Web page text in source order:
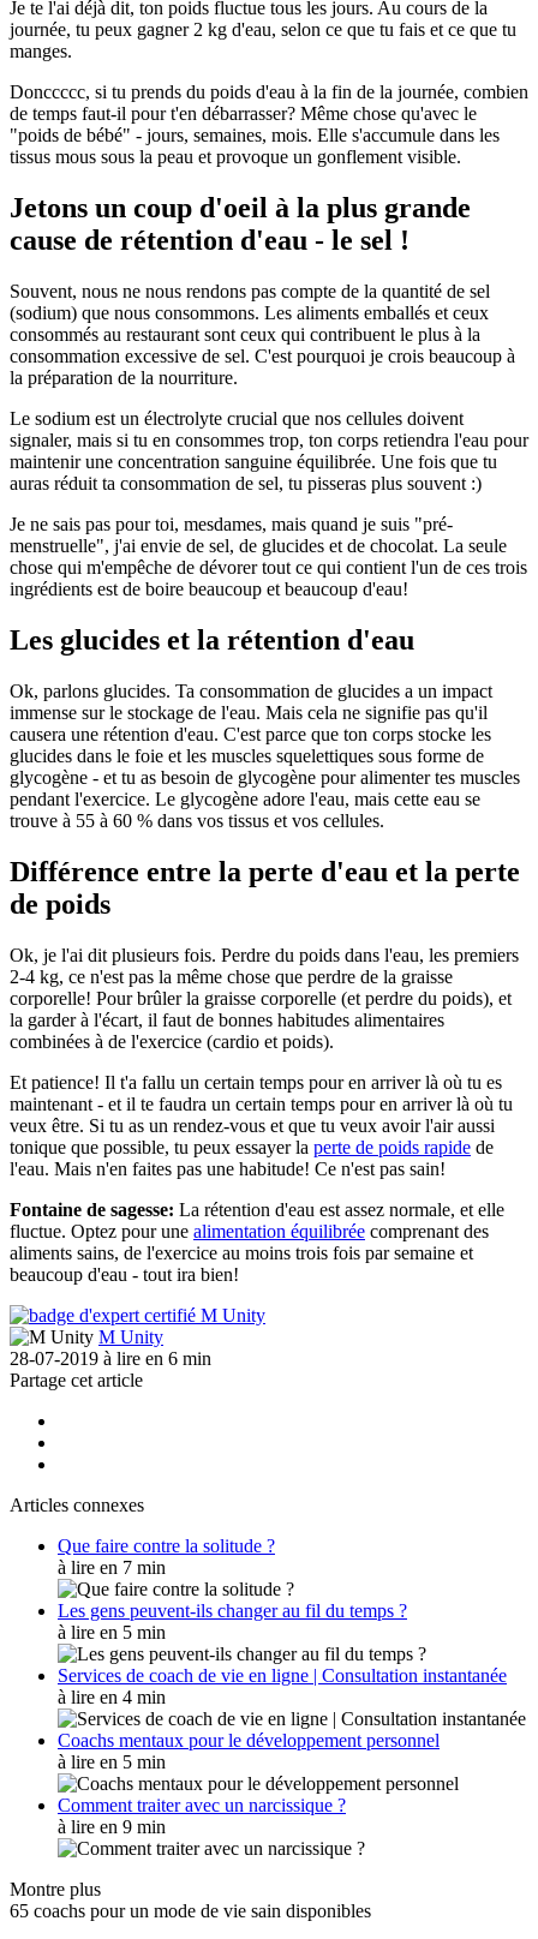
Je te l'ai déjà dit, ton poids fluctue tous les jours. Au cours de la
journée, tu peux gagner 2 kg d'eau, selon ce que tu fais et ce que tu
manges.
Donccccc, si tu prends du poids d'eau à la fin de la journée, combien
de temps faut-il pour t'en débarrasser? Même chose qu'avec le
"poids de bébé" - jours, semaines, mois. Elle s'accumule dans les
tissus mous sous la peau et provoque un gonflement visible.
Jetons un coup d'oeil à la plus grande
cause de rétention d'eau - le sel !
Souvent, nous ne nous rendons pas compte de la quantité de sel
(sodium) que nous consommons. Les aliments emballés et ceux
consommés au restaurant sont ceux qui contribuent le plus à la
consommation excessive de sel. C'est pourquoi je crois beaucoup à
la préparation de la nourriture.
Le sodium est un électrolyte crucial que nos cellules doivent
signaler, mais si tu en consommes trop, ton corps retiendra l'eau pour
maintenir une concentration sanguine équilibrée. Une fois que tu
auras réduit ta consommation de sel, tu pisseras plus souvent :)
Je ne sais pas pour toi, mesdames, mais quand je suis "pré-
menstruelle", j'ai envie de sel, de glucides et de chocolat. La seule
chose qui m'empêche de dévorer tout ce qui contient l'un de ces trois
ingrédients est de boire beaucoup et beaucoup d'eau!
Les glucides et la rétention d'eau
Ok, parlons glucides. Ta consommation de glucides a un impact
immense sur le stockage de l'eau. Mais cela ne signifie pas qu'il
causera une rétention d'eau. C'est parce que ton corps stocke les
glucides dans le foie et les muscles squelettiques sous forme de
glycogène - et tu as besoin de glycogène pour alimenter tes muscles
pendant l'exercice. Le glycogène adore l'eau, mais cette eau se
trouve à 55 à 60 % dans vos tissus et vos cellules.
Différence entre la perte d'eau et la perte
de poids
Ok, je l'ai dit plusieurs fois. Perdre du poids dans l'eau, les premiers
2-4 kg, ce n'est pas la même chose que perdre de la graisse
corporelle! Pour brûler la graisse corporelle (et perdre du poids), et
la garder à l'écart, il faut de bonnes habitudes alimentaires
combinées à de l'exercice (cardio et poids).
Et patience! Il t'a fallu un certain temps pour en arriver là où tu es
maintenant - et il te faudra un certain temps pour en arriver là où tu
veux être. Si tu as un rendez-vous et que tu veux avoir l'air aussi
tonique que possible, tu peux essayer la perte de poids rapide de
l'eau. Mais n'en faites pas une habitude! Ce n'est pas sain!
Fontaine de sagesse: La rétention d'eau est assez normale, et elle
fluctue. Optez pour une alimentation équilibrée comprenant des
aliments sains, de l'exercice au moins trois fois par semaine et
beaucoup d'eau - tout ira bien!
M Unity
28-07-2019 à lire en 6 min
Partage cet article
Articles connexes
Que faire contre la solitude ?
à lire en 7 min
Les gens peuvent-ils changer au fil du temps ?
à lire en 5 min
Services de coach de vie en ligne | Consultation instantanée
à lire en 4 min
Coachs mentaux pour le développement personnel
à lire en 5 min
Comment traiter avec un narcissique ?
à lire en 9 min
Montre plus
65 coachs pour un mode de vie sain disponibles